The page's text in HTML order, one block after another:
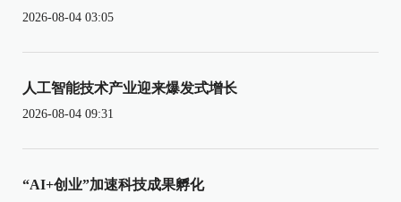
2026-08-04 03:05
人工智能技术产业迎来爆发式增长
2026-08-04 09:31
“AI+创业”加速科技成果孵化